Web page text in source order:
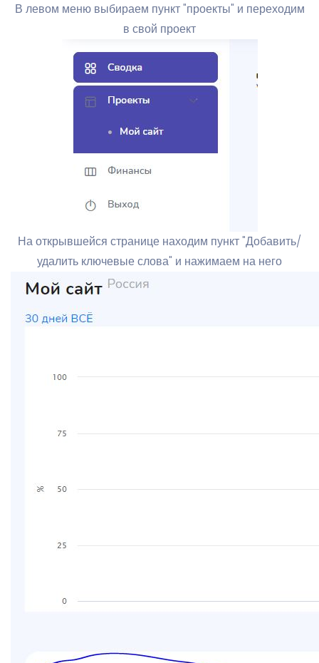
В левом меню выбираем пункт "проекты" и переходим
в свой проект
На открывшейся странице находим пункт "Добавить/
удалить ключевые слова" и нажимаем на него